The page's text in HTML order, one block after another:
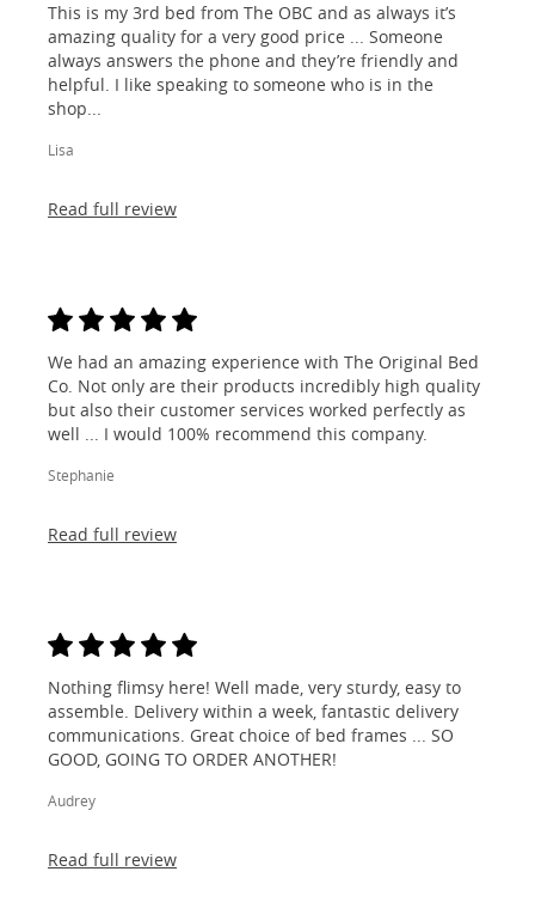
This is my 3rd bed from The OBC and as always it’s
amazing quality for a very good price ... Someone
always answers the phone and they’re friendly and
helpful. I like speaking to someone who is in the
shop...
Lisa
Read full review
We had an amazing experience with The Original Bed
Co. Not only are their products incredibly high quality
but also their customer services worked perfectly as
well ... I would 100% recommend this company.
Stephanie
Read full review
Nothing flimsy here! Well made, very sturdy, easy to
assemble. Delivery within a week, fantastic delivery
communications. Great choice of bed frames ... SO
GOOD, GOING TO ORDER ANOTHER!
Audrey
Read full review